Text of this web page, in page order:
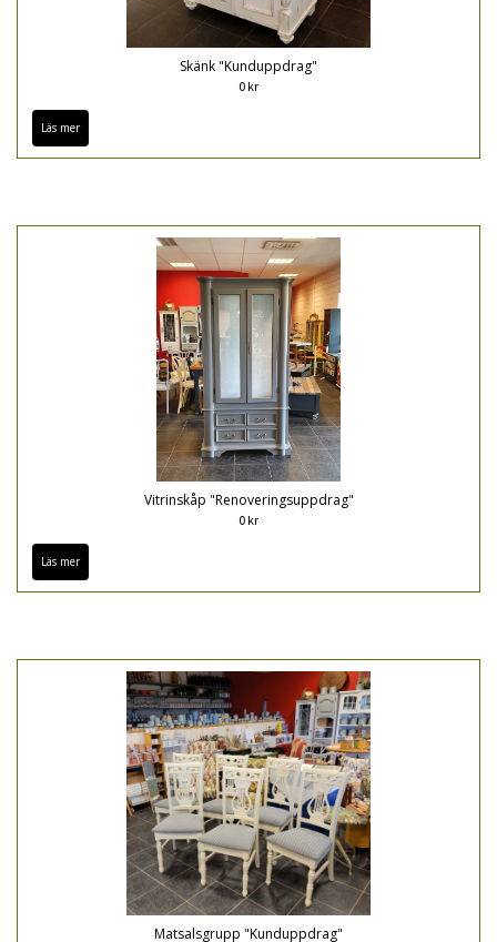
Skänk "Kunduppdrag"
0 kr
Läs mer
Vitrinskåp "Renoveringsuppdrag"
0 kr
Läs mer
Matsalsgrupp "Kunduppdrag"